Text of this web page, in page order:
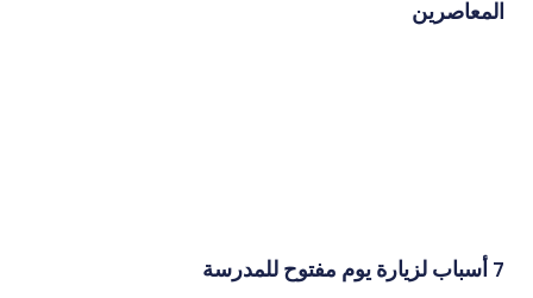
المعاصرين
7 أسباب لزيارة يوم مفتوح للمدرسة